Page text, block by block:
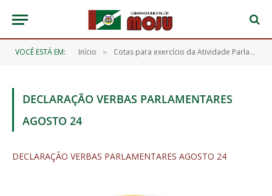
VOCÊ ESTÁ EM: Início » Cotas para exercício da Atividade Parlamentar/Verba Indenizatória – 2024
DECLARAÇÃO VERBAS PARLAMENTARES
AGOSTO 24
DECLARAÇÃO VERBAS PARLAMENTARES AGOSTO 24